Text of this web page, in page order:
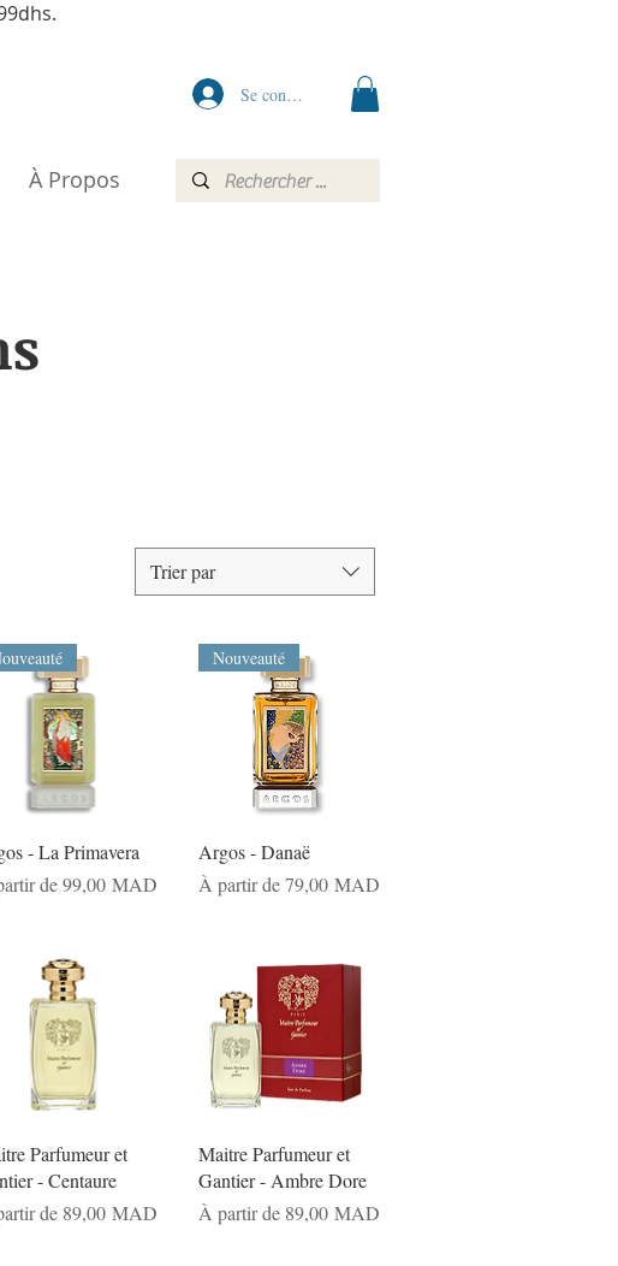
À Propos
Se connecter
Trier par
- La Primavera
de99,00 MAD
promotionnel
Nouveauté
Argos - Danaë
À partir de79,00 MAD
Prix promotionnel
Parfumeur et
- Centaure
de 89,00 MAD
promotionnel
Maitre Parfumeur et
Gantier - Ambre Dore
À partir de 89,00 MAD
Prix promotionnel